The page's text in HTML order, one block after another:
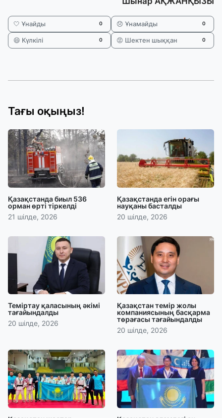
🤍 Ұнайды 0 😞 Ұнамайды 0
😄 Күлкілі 0 😡 Шектен шыққан 0
Тағы оқыңыз!
Қазақстанда биыл 536
орман өрті тіркелді
21 шілде, 2026
Қазақстанда егін орағы
науқаны басталды
20 шілде, 2026
Теміртау қаласының әкімі
тағайындалды
20 шілде, 2026
Қазақстан темір жолы
компаниясының басқарма
төрағасы тағайындалды
20 шілде, 2026